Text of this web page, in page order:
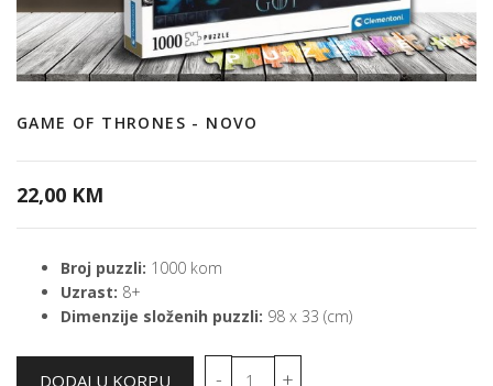
GAME OF THRONES - NOVO
22,00 KM
Broj puzzli: 1000 kom
Uzrast: 8+
Dimenzije složenih puzzli: 98 x 33 (cm)